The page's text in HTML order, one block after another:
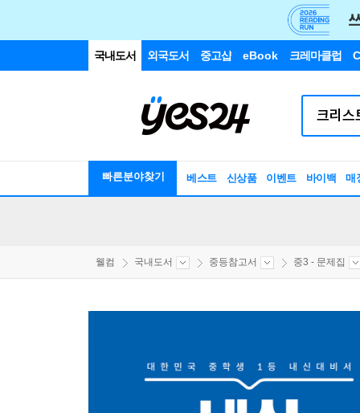
국내도서 외국도서 중고샵 eBook 크레마클럽
빠른분야찾기 베스트 신상품 이벤트 바이백 매
웰컴 국내도서 중등참고서 중3 - 문제집